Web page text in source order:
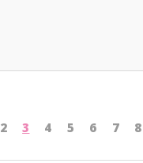
2 3 4 5 6 7 8